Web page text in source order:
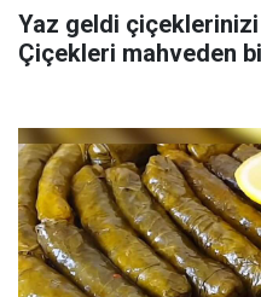
Yaz geldi
Çiçekleri mahveden